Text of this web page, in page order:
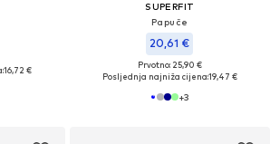
16,72 €
SUPERFIT
Papuče
20,61 €
Prvotno: 25,90 €
Posljednja najniža cijena:19,47 €
+3